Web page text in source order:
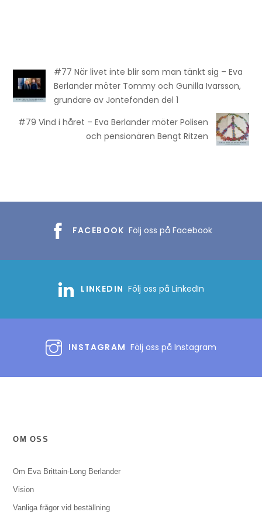
#77 När livet inte blir som man tänkt sig – Eva
Berlander möter Tommy och Gunilla Ivarsson,
grundare av Jontefonden del 1
#79 Vind i håret – Eva Berlander möter Polisen
och pensionären Bengt Ritzen
FACEBOOK Följ oss på Facebook
LINKEDIN Följ oss på LinkedIn
INSTAGRAM Följ oss på Instagram
OM OSS
Om Eva Brittain-Long Berlander
Vision
Vanliga frågor vid beställning